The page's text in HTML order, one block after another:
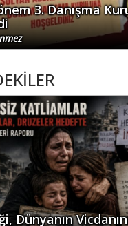
3. Danışma
Dünyanın